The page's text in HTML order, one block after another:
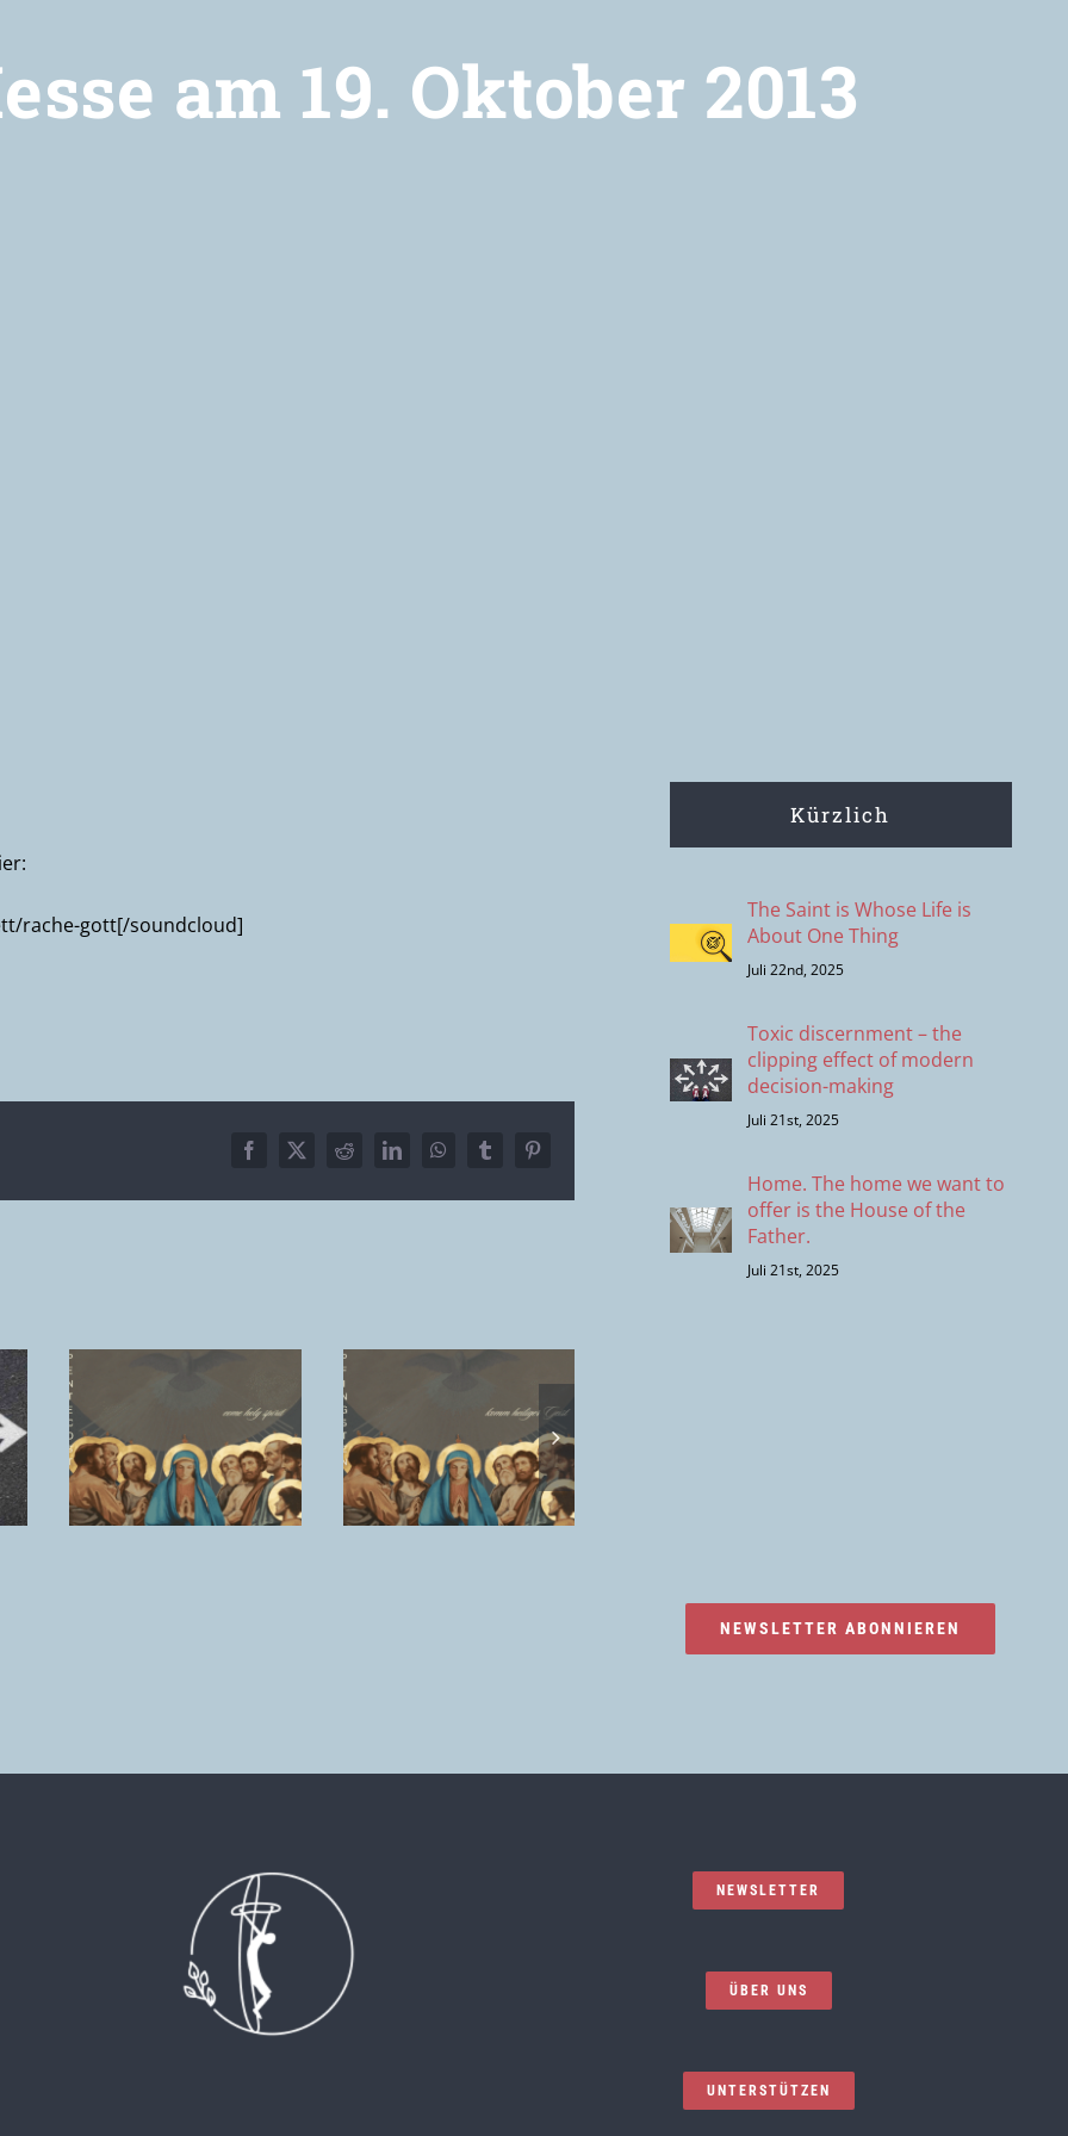
am 19. Oktober 2013
rache-gott[/soundcloud]
Facebook
X RedditLinkedInWhatsAppTumblrPinterest
Der Geist
kommt. Die
Wunde bleibt.
Erwachsene
sich taufen
lassen.
Kürzlich
The Saint is Whose Life is
About One Thing
Juli 22nd, 2025
Toxic discernment – the
clipping effect of modern
decision-making
Juli 21st, 2025
Home. The home we want to
offer is the House of the
Father.
Juli 21st, 2025
NEWSLETTER ABONNIEREN
NEWSLETTER
ÜBER UNS
UNTERSTÜTZEN